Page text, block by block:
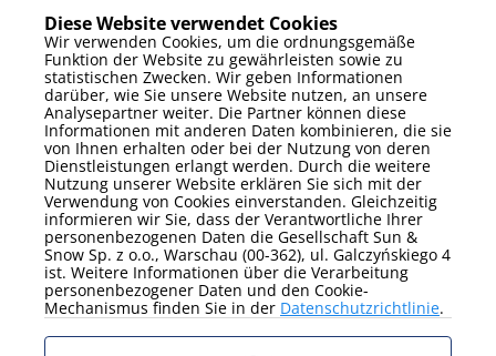
Parkplatz
Außenstellplatz
Zeig mehr
Zusatzausstattung
Bügeleisen
Bettwäsche und
Handtücher
Gartenmöbel
Zeig mehr
Zusätzliche Eigenschaften
Diese Website verwendet Cookies
Wir verwenden Cookies, um die ordnungsgemäße
Funktion der Website zu gewährleisten sowie zu
statistischen Zwecken. Wir geben Informationen
darüber, wie Sie unsere Website nutzen, an unsere
Analysepartner weiter. Die Partner können diese
Informationen mit anderen Daten kombinieren, die sie
von Ihnen erhalten oder bei der Nutzung von deren
Dienstleistungen erlangt werden. Durch die weitere
Nutzung unserer Website erklären Sie sich mit der
Verwendung von Cookies einverstanden. Gleichzeitig
informieren wir Sie, dass der Verantwortliche Ihrer
personenbezogenen Daten die Gesellschaft Sun &
Snow Sp. z o.o., Warschau (00-362), ul. Galczyńskiego 4
ist. Weitere Informationen über die Verarbeitung
personenbezogener Daten und den Cookie-
Mechanismus finden Sie in der Datenschutzrichtlinie.